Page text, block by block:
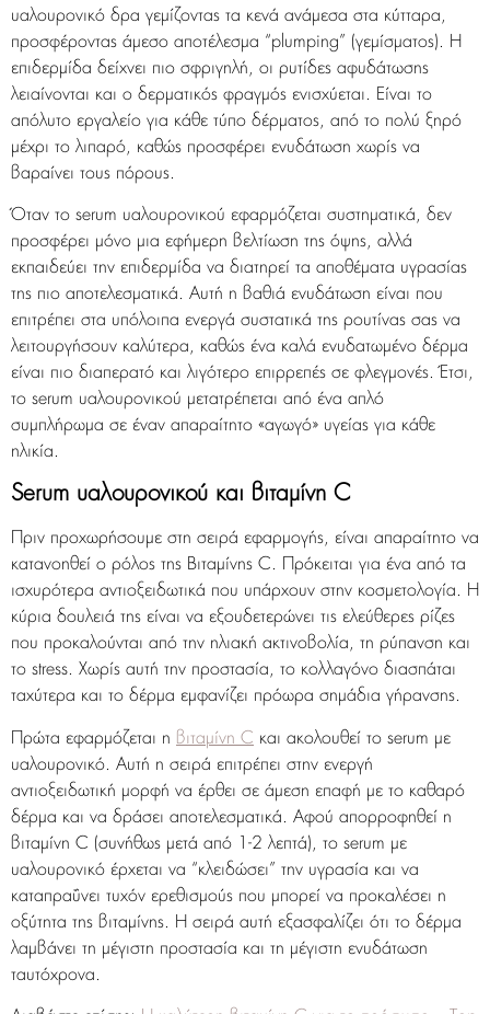
υαλουρονικό δρα γεμίζοντας τα κενά ανάμεσα στα κύτταρα,
προσφέροντας άμεσο αποτέλεσμα “plumping” (γεμίσματος). Η
επιδερμίδα δείχνει πιο σφριγηλή, οι ρυτίδες αφυδάτωσης
λειαίνονται και ο δερματικός φραγμός ενισχύεται. Είναι το
απόλυτο εργαλείο για κάθε τύπο δέρματος, από το πολύ ξηρό
μέχρι το λιπαρό, καθώς προσφέρει ενυδάτωση χωρίς να
βαραίνει τους πόρους.
Όταν το serum υαλουρονικού εφαρμόζεται συστηματικά, δεν
προσφέρει μόνο μια εφήμερη βελτίωση της όψης, αλλά
εκπαιδεύει την επιδερμίδα να διατηρεί τα αποθέματα υγρασίας
της πιο αποτελεσματικά. Αυτή η βαθιά ενυδάτωση είναι που
επιτρέπει στα υπόλοιπα ενεργά συστατικά της ρουτίνας σας να
λειτουργήσουν καλύτερα, καθώς ένα καλά ενυδατωμένο δέρμα
είναι πιο διαπερατό και λιγότερο επιρρεπές σε φλεγμονές. Έτσι,
το serum υαλουρονικού μετατρέπεται από ένα απλό
συμπλήρωμα σε έναν απαραίτητο «αγωγό» υγείας για κάθε
ηλικία.
Serum υαλουρονικού και βιταμίνη C
Πριν προχωρήσουμε στη σειρά εφαρμογής, είναι απαραίτητο να
κατανοηθεί ο ρόλος της Βιταμίνης C. Πρόκειται για ένα από τα
ισχυρότερα αντιοξειδωτικά που υπάρχουν στην κοσμετολογία. Η
κύρια δουλειά της είναι να εξουδετερώνει τις ελεύθερες ρίζες
που προκαλούνται από την ηλιακή ακτινοβολία, τη ρύπανση και
το stress. Χωρίς αυτή την προστασία, το κολλαγόνο διασπάται
ταχύτερα και το δέρμα εμφανίζει πρόωρα σημάδια γήρανσης.
Πρώτα εφαρμόζεται η βιταμίνη C και ακολουθεί το serum με
υαλουρονικό. Αυτή η σειρά επιτρέπει στην ενεργή
αντιοξειδωτική μορφή να έρθει σε άμεση επαφή με το καθαρό
δέρμα και να δράσει αποτελεσματικά. Αφού απορροφηθεί η
βιταμίνη C (συνήθως μετά από 1-2 λεπτά), το serum με
υαλουρονικό έρχεται να “κλειδώσει” την υγρασία και να
καταπραΰνει τυχόν ερεθισμούς που μπορεί να προκαλέσει η
οξύτητα της βιταμίνης. Η σειρά αυτή εξασφαλίζει ότι το δέρμα
λαμβάνει τη μέγιστη προστασία και τη μέγιστη ενυδάτωση
ταυτόχρονα.